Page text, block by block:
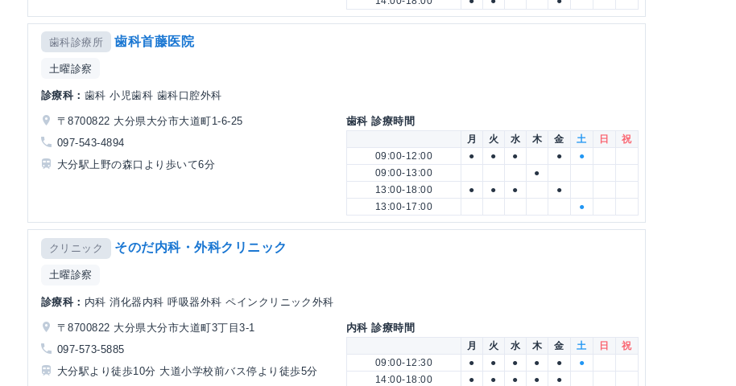
歯科診療所 歯科首藤医院
土曜診察
診療科： 歯科 小児歯科 歯科口腔外科
〒8700822 大分県大分市大道町1-6-25
097-543-4894
大分駅上野の森口より歩いて6分
歯科 診療時間
月 火 水 木 金 土 日
祝
09:00-12:00
● ● ● ●
●
09:00-13:00
●
13:00-18:00
● ● ●
●
13:00-17:00
●
クリニック そのだ内科・外科クリニック
土曜診察
診療科： 内科 消化器内科 呼吸器外科 ペインクリニック外科
〒8700822 大分県大分市大道町3丁目3-1
097-573-5885
大分駅より徒歩10分 大道小学校前バス停より徒歩5分
内科 診療時間
月 火 水 木 金 土 日
祝
09:00-12:30
● ● ● ● ●
●
14:00-18:00
● ● ● ●
●